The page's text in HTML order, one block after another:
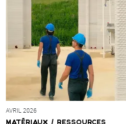
AVRIL 2026